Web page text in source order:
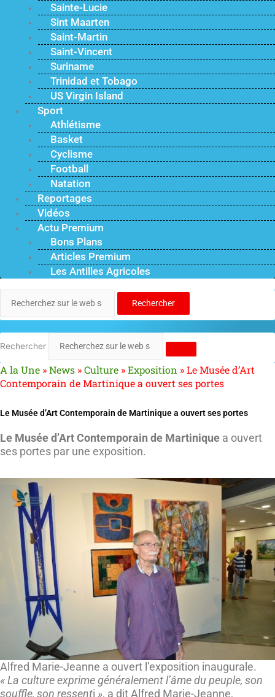
Sainte-Lucie
Sint Maarten
Saint-Martin
Saint-Vincent
Suriname
Trinidad et Tobago
US Virgin Island
Sport
Athlétisme
Basket
Cyclisme
Football
Natation
Reportages
Vidéos
Actu Premium
Bons Plans
Articles Premium
Les Antilles Agricoles
Rechercher
Rechercher
A la Une »News »Culture »Exposition »Le Musée d’Art
Contemporain de Martinique a ouvert ses portes
Le Musée d’Art Contemporain de Martinique a ouvert ses portes
Le Musée d’Art Contemporain de Martinique a ouvert
ses portes par une exposition.
Alfred Marie-Jeanne a ouvert l’exposition inaugurale.
« La culture exprime généralement l’âme du peuple, son
souffle, son ressenti », a dit Alfred Marie-Jeanne,